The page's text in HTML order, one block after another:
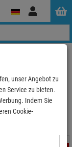
Anmelden
unser Angebot zu
Service zu bieten.
Indem Sie
Cookie-